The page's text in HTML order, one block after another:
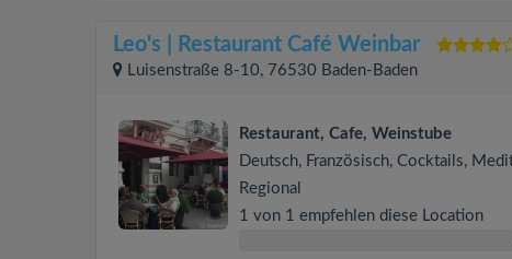
Leo's | Restaurant Café Weinbar
Luisenstraße 8-10, 76530 Baden-Baden
Restaurant, Cafe, Weinstube
Deutsch, Französisch, Cocktails,
Regional
1 von 1 empfehlen diese Location